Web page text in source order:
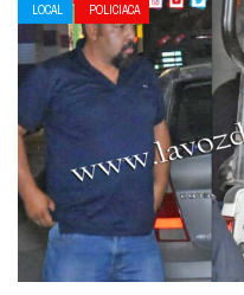
LOCAL POLICIACA